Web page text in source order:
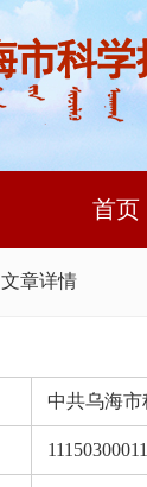
首页
文章详情
中共乌海